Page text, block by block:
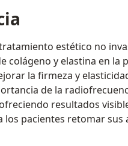
estético no
colágeno y elastina en la
la firmeza y
de la
resultados
los pacientes retomar